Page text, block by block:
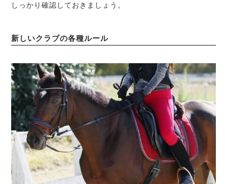
しっかり確認しておきましょう。
新しいクラブの各種ルール